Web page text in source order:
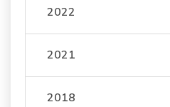
2022
2021
2018